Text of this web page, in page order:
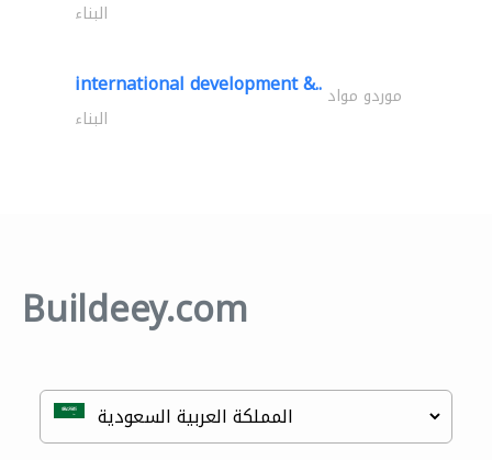
البناء
international development &.. موردو مواد
البناء
Buildeey.com